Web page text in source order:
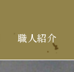
職人紹介